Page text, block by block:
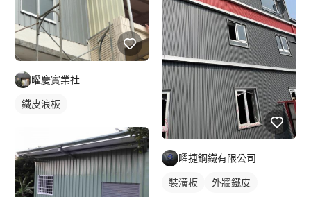
曜慶實業社
鐵皮浪板
曜捷鋼鐵有限公司
裝潢板 外牆鐵皮